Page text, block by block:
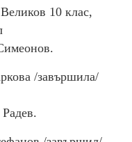
10 клас,
/завършила/